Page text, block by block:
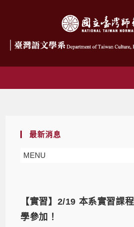
最新消息
MENU
【實習】2/19 本系實習課
學參加！